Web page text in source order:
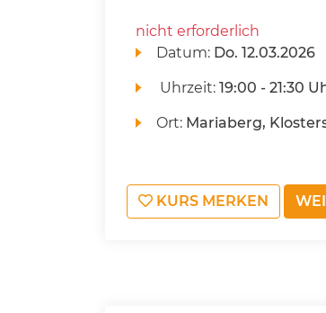
nicht erforderlich
Datum: Do. 12.03.2026
Uhrzeit: 19:00 - 21:30
Ort: Mariaberg,
KURS MERKEN